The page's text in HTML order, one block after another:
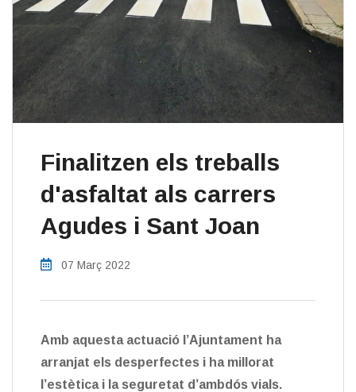
Finalitzen els treballs
d'asfaltat als carrers
Agudes i Sant Joan
07 Març 2022
Amb aquesta actuació l’Ajuntament ha
arranjat els desperfectes i ha millorat
l’estètica i la seguretat d’ambdós vials.